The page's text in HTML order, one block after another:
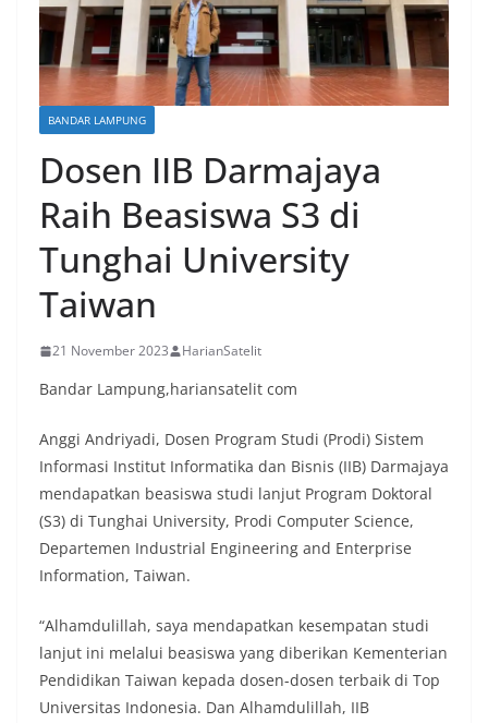
BANDAR LAMPUNG
Dosen IIB Darmajaya
Raih Beasiswa S3 di
Tunghai University
Taiwan
21 November 2023 HarianSatelit
Bandar Lampung,hariansatelit com
Anggi Andriyadi, Dosen Program Studi (Prodi) Sistem
Informasi Institut Informatika dan Bisnis (IIB) Darmajaya
mendapatkan beasiswa studi lanjut Program Doktoral
(S3) di Tunghai University, Prodi Computer Science,
Departemen Industrial Engineering and Enterprise
Information, Taiwan.
“Alhamdulillah, saya mendapatkan kesempatan studi
lanjut ini melalui beasiswa yang diberikan Kementerian
Pendidikan Taiwan kepada dosen-dosen terbaik di Top
Universitas Indonesia. Dan Alhamdulillah, IIB